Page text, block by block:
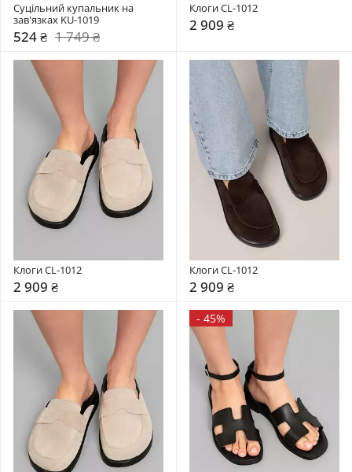
Суцільний купальник на
зав'язках KU-1019
524 ₴ 1 749 ₴
Клоги CL-1012
2 909 ₴
Клоги CL-1012
2 909 ₴
Клоги CL-1012
2 909 ₴
- 45%